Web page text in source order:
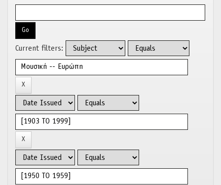
Current filters: